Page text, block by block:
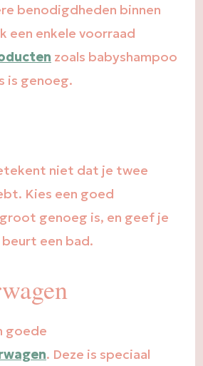
benodigdheden binnen
een enkele voorraad
zoals babyshampoo
is genoeg.
niet dat je twee
Kies een goed
genoeg is, en geef je
een bad.
goede
. Deze is speciaal